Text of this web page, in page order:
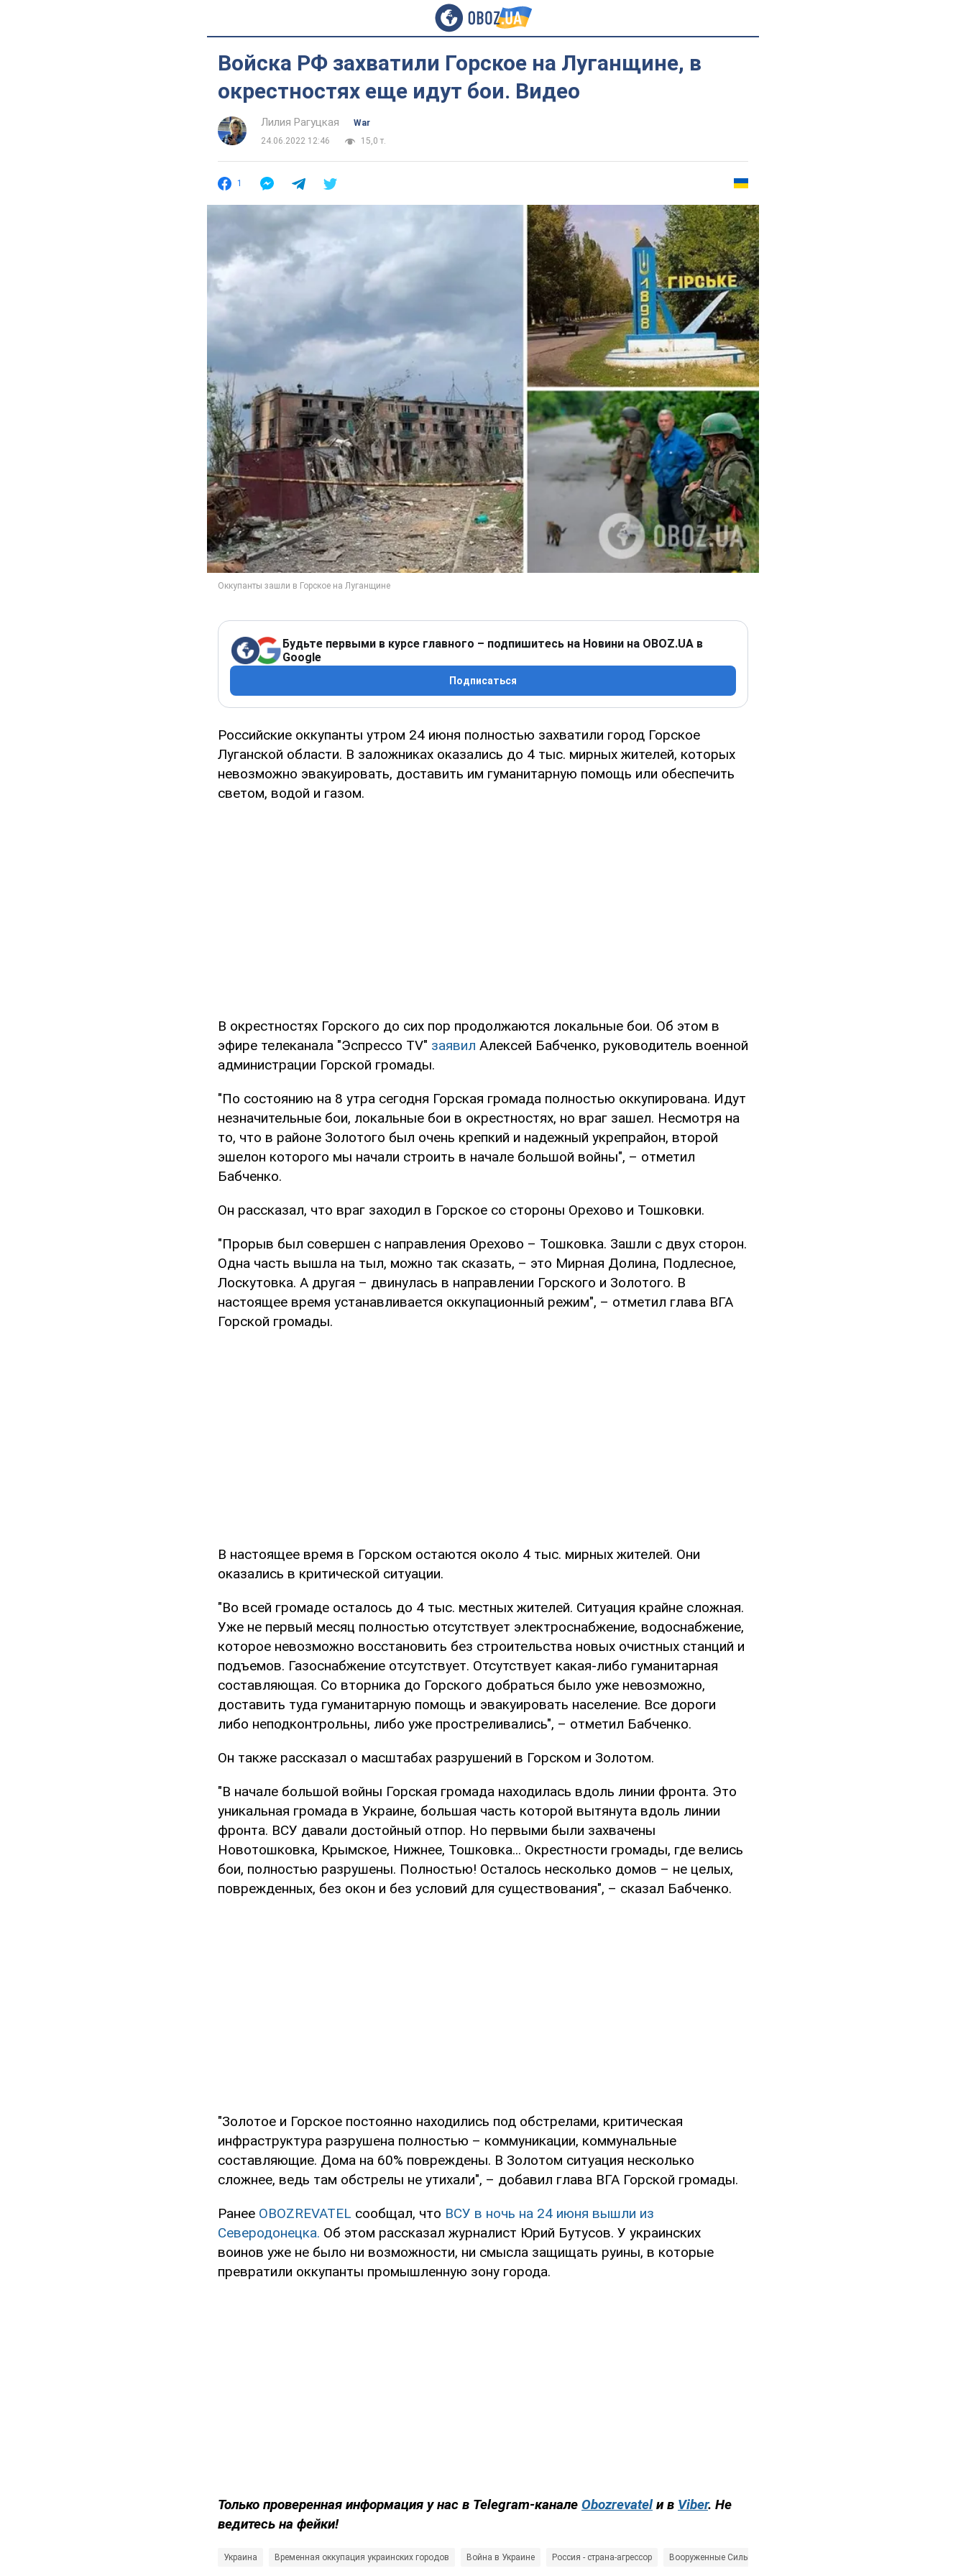
Войска РФ захватили Горское на Луганщине, в
окрестностях еще идут бои. Видео
Лилия Рагуцкая
War
24.06.2022 12:46
15,0 т.
1
Будьте первыми в курсе главного – подпишитесь на Новини на OBOZ.UA в
Google
Подписаться
Российские оккупанты утром 24 июня полностью захватили город Горское
Луганской области. В заложниках оказались до 4 тыс. мирных жителей, которых
невозможно эвакуировать, доставить им гуманитарную помощь или обеспечить
светом, водой и газом.
В окрестностях Горского до сих пор продолжаются локальные бои. Об этом в
эфире телеканала "Эспрессо TV" заявил Алексей Бабченко, руководитель военной
администрации Горской громады.
"По состоянию на 8 утра сегодня Горская громада полностью оккупирована. Идут
незначительные бои, локальные бои в окрестностях, но враг зашел. Несмотря на
то, что в районе Золотого был очень крепкий и надежный укрепрайон, второй
эшелон которого мы начали строить в начале большой войны", – отметил
Бабченко.
Он рассказал, что враг заходил в Горское со стороны Орехово и Тошковки.
"Прорыв был совершен с направления Орехово – Тошковка. Зашли с двух сторон.
Одна часть вышла на тыл, можно так сказать, – это Мирная Долина, Подлесное,
Лоскутовка. А другая – двинулась в направлении Горского и Золотого. В
настоящее время устанавливается оккупационный режим", – отметил глава ВГА
Горской громады.
В настоящее время в Горском остаются около 4 тыс. мирных жителей. Они
оказались в критической ситуации.
"Во всей громаде осталось до 4 тыс. местных жителей. Ситуация крайне сложная.
Уже не первый месяц полностью отсутствует электроснабжение, водоснабжение,
которое невозможно восстановить без строительства новых очистных станций и
подъемов. Газоснабжение отсутствует. Отсутствует какая-либо гуманитарная
составляющая. Со вторника до Горского добраться было уже невозможно,
доставить туда гуманитарную помощь и эвакуировать население. Все дороги
либо неподконтрольны, либо уже простреливались", – отметил Бабченко.
Он также рассказал о масштабах разрушений в Горском и Золотом.
"В начале большой войны Горская громада находилась вдоль линии фронта. Это
уникальная громада в Украине, большая часть которой вытянута вдоль линии
фронта. ВСУ давали достойный отпор. Но первыми были захвачены
Новотошковка, Крымское, Нижнее, Тошковка... Окрестности громады, где велись
бои, полностью разрушены. Полностью! Осталось несколько домов – не целых,
поврежденных, без окон и без условий для существования", – сказал Бабченко.
"Золотое и Горское постоянно находились под обстрелами, критическая
инфраструктура разрушена полностью – коммуникации, коммунальные
составляющие. Дома на 60% повреждены. В Золотом ситуация несколько
сложнее, ведь там обстрелы не утихали", – добавил глава ВГА Горской громады.
Ранее OBOZREVATEL сообщал, что ВСУ в ночь на 24 июня вышли из
Северодонецка. Об этом рассказал журналист Юрий Бутусов. У украинских
воинов уже не было ни возможности, ни смысла защищать руины, в которые
превратили оккупанты промышленную зону города.
Только проверенная информация у нас в Telegram-канале Obozrevatel и в Viber. Не
ведитесь на фейки!
Украина Временная оккупация украинских городов Война в Украине Россия - страна-агрессор Вооруженные Силы Украины